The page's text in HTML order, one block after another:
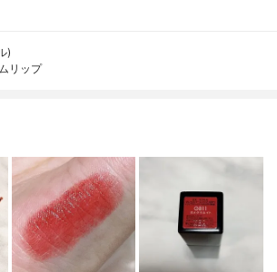
)
リップ